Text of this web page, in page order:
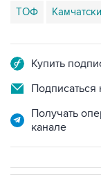
ТОФ
Купить
Подписаться
Получать
канале